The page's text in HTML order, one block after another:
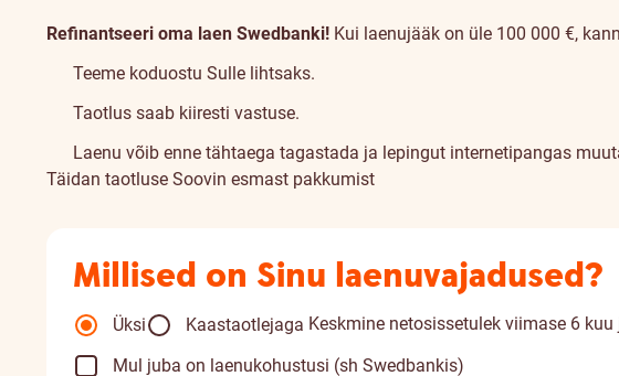
Refinantseeri oma laen Swedbanki! Kui laenujääk on üle 100 000 €,
Teeme koduostu Sulle lihtsaks.
Taotlus saab kiiresti vastuse.
Laenu võib enne tähtaega tagastada ja lepingut internetipangas
Täidan taotluse Soovin esmast pakkumist
Millised on Sinu laenuvajadused?
Üksi Kaastaotlejaga Keskmine netosissetulek viimase 6 kuu
Mul juba on laenukohustusi (sh Swedbankis)